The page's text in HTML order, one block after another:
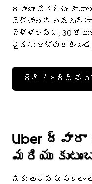
రవాణా సౌకర్యం
వెళ్ళాలని
వెళ్ళాలన్నా, 30 రోజుల
రైడ్‌ను
రైడ్ రిజర్వ్
Uber ద్వారా
మరియు
మీకు అదనపు